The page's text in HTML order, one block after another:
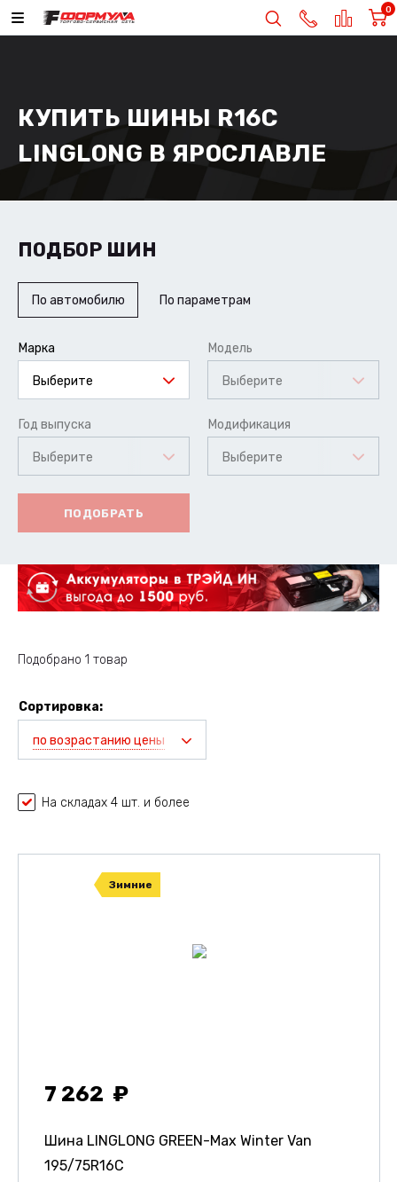
0
КУПИТЬ ШИНЫ R16C
LINGLONG В ЯРОСЛАВЛЕ
ПОДБОР ШИН
По автомобилю По параметрам
Марка
Выберите
Модель
Выберите
Год выпуска
Выберите
Модификация
Выберите
ПОДОБРАТЬ
Подобрано 1 товар
Сортировка:
по возрастанию цены
На складах 4 шт. и более
Зимние
7 262
Шина LINGLONG GREEN-Max Winter Van
195/75R16C